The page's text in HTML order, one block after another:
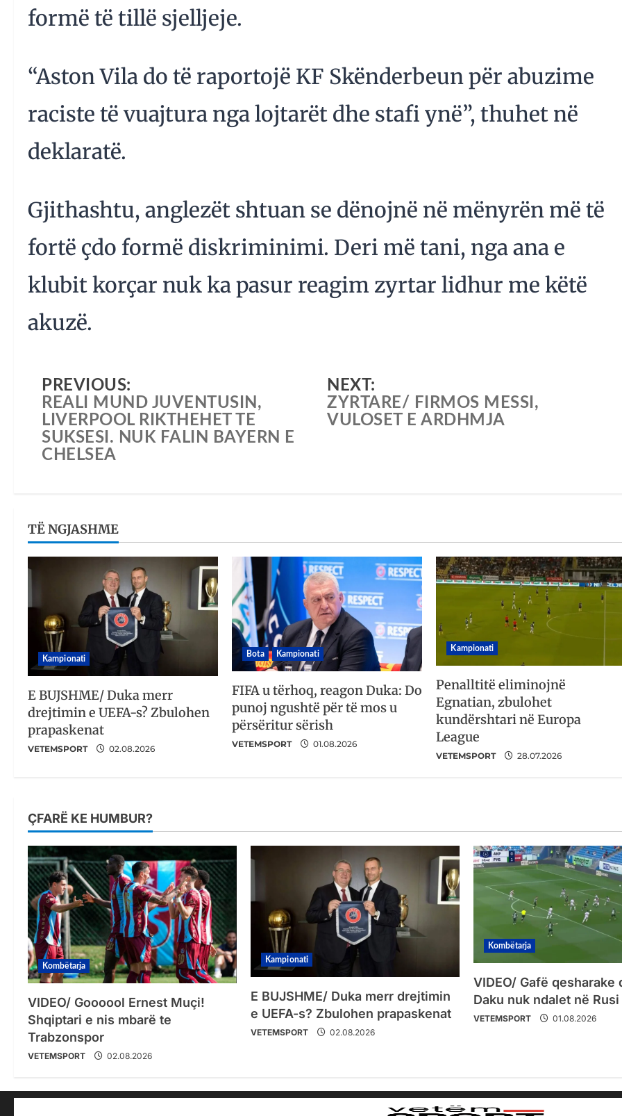
formë të tillë sjelljeje.
“Aston Vila do të raportojë KF Skënderbeun për abuzime
raciste të vuajtura nga lojtarët dhe stafi ynë”, thuhet në
deklaratë.
Gjithashtu, anglezët shtuan se dënojnë në mënyrën më të
fortë çdo formë diskriminimi. Deri më tani, nga ana e
klubit korçar nuk ka pasur reagim zyrtar lidhur me këtë
akuzë.
PREVIOUS:
REALI MUND JUVENTUSIN,
LIVERPOOL RIKTHEHET TE
SUKSESI. NUK FALIN BAYERN E
CHELSEA
NEXT:
ZYRTARE/ FIRMOS MESSI,
VULOSET E ARDHMJA
TË NGJASHME
Kampionati
E BUJSHME/ Duka merr
drejtimin e UEFA-s? Zbulohen
prapaskenat
VETEMSPORT 02.08.2026
Bota Kampionati
FIFA u tërhoq, reagon Duka: Do
punoj ngushtë për të mos u
përsëritur sërish
VETEMSPORT 01.08.2026
Kampionati
Penalltitë eliminojnë
Egnatian, zbulohet
kundërshtari në Europa
League
VETEMSPORT 28.07.2026
ÇFARË KE HUMBUR?
Kombëtarja
VIDEO/ Goooool Ernest Muçi!
Shqiptari e nis mbarë te
Trabzonspor
VETEMSPORT 02.08.2026
Kampionati
E BUJSHME/ Duka merr drejtimin
e UEFA-s? Zbulohen prapaskenat
VETEMSPORT 02.08.2026
Kombëtarja
VIDEO/ Gafë qesharake
Daku nuk ndalet në Rusi
VETEMSPORT 01.08.2026